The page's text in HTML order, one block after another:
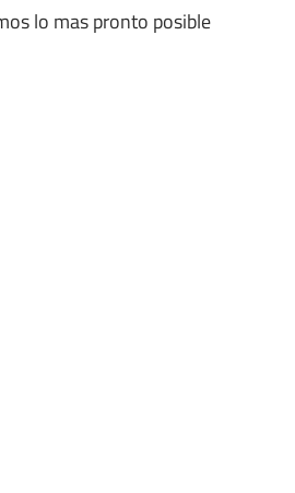
lo mas pronto posible